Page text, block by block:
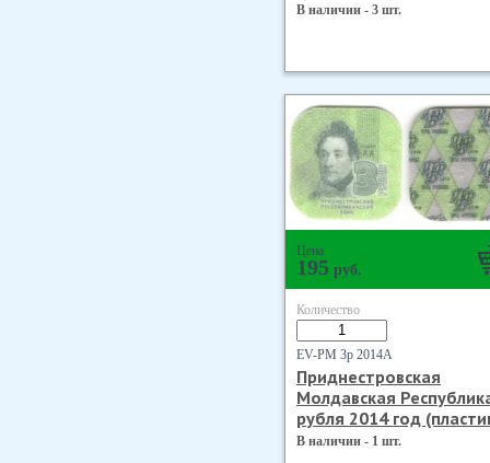
В наличии - 3 шт.
Цена
195 руб.
Количество
EV-PM 3р 2014А
Приднестровская
Молдавская
рубля 2014 год
В наличии - 1 шт.